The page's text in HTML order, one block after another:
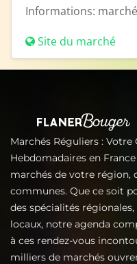
Informations:
Site du marché
Marchés Réguliers : Votre
Hebdomadaires en
marchés de votre région,
communes. Que ce soit
des spécialités
locaux, notre agenda
à ces rendez-vous
milliers de marchés